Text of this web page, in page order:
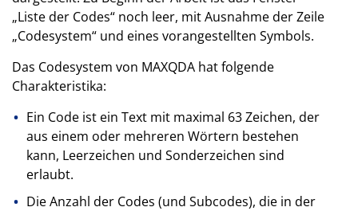
„Liste der Codes“ noch leer, mit Ausnahme der Zeile
„Codesystem“ und eines vorangestellten Symbols.
Das Codesystem von MAXQDA hat folgende
Charakteristika:
Ein Code ist ein Text mit maximal 63 Zeichen, der
aus einem oder mehreren Wörtern bestehen
kann, Leerzeichen und Sonderzeichen sind
erlaubt.
Die Anzahl der Codes (und Subcodes), die in der